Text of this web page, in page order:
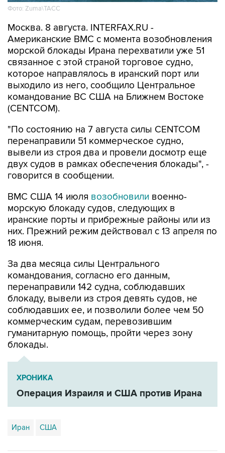
Фото: Zuma\ТАСС
Москва. 8 августа. INTERFAX.RU -
Американские ВМС с момента возобновления
морской блокады Ирана перехватили уже 51
связанное с этой страной торговое судно,
которое направлялось в иранский порт или
выходило из него, сообщило Центральное
командование ВС США на Ближнем Востоке
(CENTCOM).
"По состоянию на 7 августа силы CENTCOM
перенаправили 51 коммерческое судно,
вывели из строя два и провели досмотр еще
двух судов в рамках обеспечения блокады", -
говорится в сообщении.
ВМС США 14 июля возобновили военно-
морскую блокаду судов, следующих в
иранские порты и прибрежные районы или из
них. Прежний режим действовал с 13 апреля по
18 июня.
За два месяца силы Центрального
командования, согласно его данным,
перенаправили 142 судна, соблюдавших
блокаду, вывели из строя девять судов, не
соблюдавших ее, и позволили более чем 50
коммерческим судам, перевозившим
гуманитарную помощь, пройти через зону
блокады.
ХРОНИКА
Операция Израиля и США против Ирана
Иран США